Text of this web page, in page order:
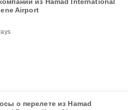
Airport
о перелете из Hamad